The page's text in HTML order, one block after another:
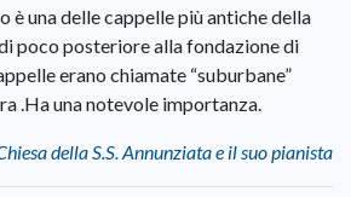
è una delle cappelle più antiche della
poco posteriore alla fondazione di
erano chiamate “suburbane”
.Ha una notevole importanza.
della S.S. Annunziata e il suo pianista